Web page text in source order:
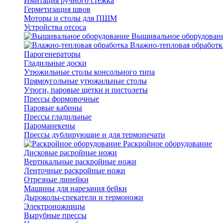
Герметизация швов
Моторы и столы для ПШМ
Устройства отсоса
Вышивальное
Влажно-тепловая
Парогенераторы
Гладильные доски
Утюжильные столы консольного типа
Прямоугольные утюжильные столы
Утюги, паровые щетки и пистолеты
Прессы формовочные
Паровые кабины
Прессы гладильные
Пароманекены
Прессы дублирующие и для термопечати
Раскройное оборудование
Дисковые расройные ножи
Вертикальные раскройные ножи
Ленточные раскройные ножи
Отрезные линейки
Машины для нарезания бейки
Дыроколы-спекатели и термоножи
Электроножницы
Вырубные прессы